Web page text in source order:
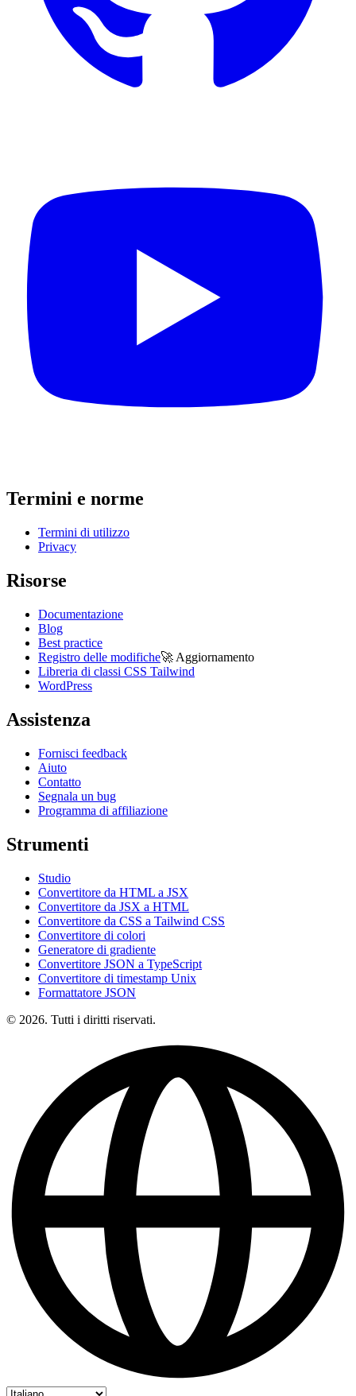
Termini e norme
Termini di utilizzo
Privacy
Risorse
Documentazione
Blog
Best practice
Registro delle modifiche🚀 Aggiornamento
Libreria di classi CSS Tailwind
WordPress
Assistenza
Fornisci feedback
Aiuto
Contatto
Segnala un bug
Programma di affiliazione
Strumenti
Studio
Convertitore da HTML a JSX
Convertitore da JSX a HTML
Convertitore da CSS a Tailwind CSS
Convertitore di colori
Generatore di gradiente
Convertitore JSON a TypeScript
Convertitore di timestamp Unix
Formattatore JSON
© 2026. Tutti i diritti riservati.